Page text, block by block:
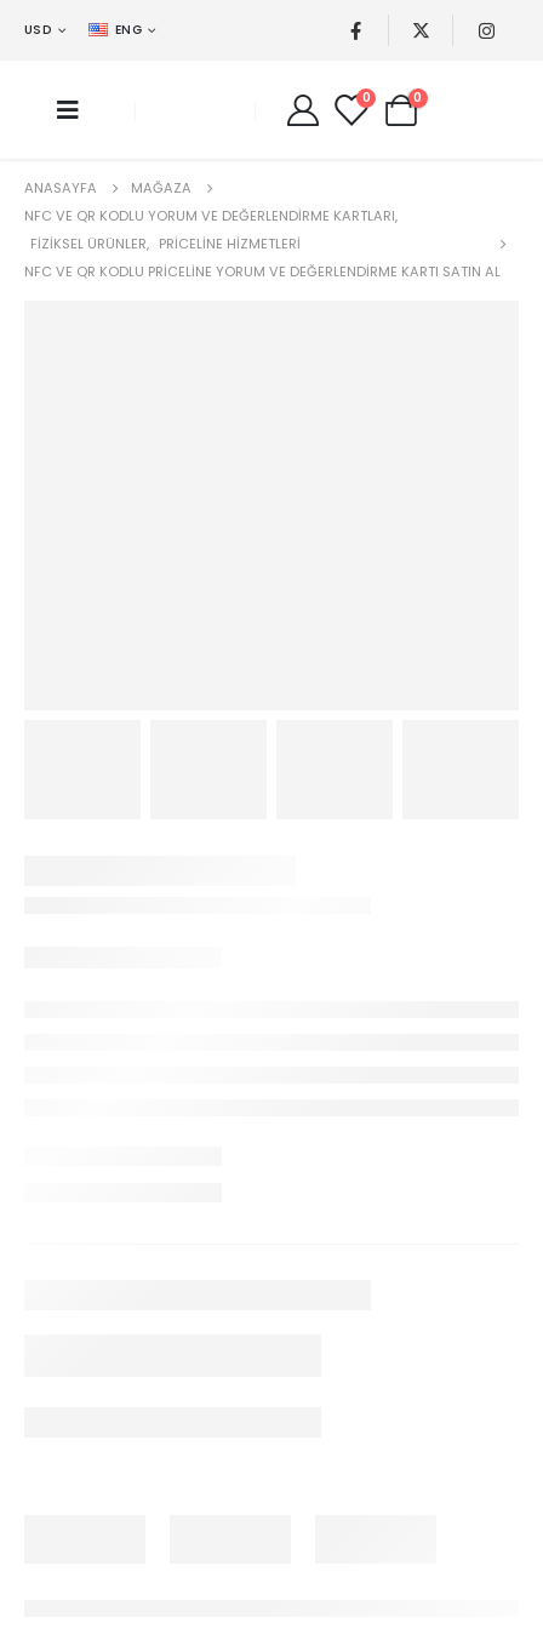
USD ENG
0 0
ANASAYFA
MAĞAZA
NFC VE QR KODLU YORUM VE DEĞERLENDIRME KARTLARI,
FIZIKSEL ÜRÜNLER, PRICELINE HIZMETLERI
NFC VE QR KODLU PRICELINE YORUM VE DEĞERLENDIRME KARTI SATIN AL